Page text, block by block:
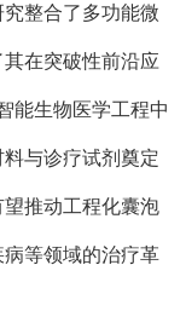
整合了多功能微
在突破性前沿应
能生物医学工程中
与诊疗试剂奠定
推动工程化囊泡
等领域的治疗革